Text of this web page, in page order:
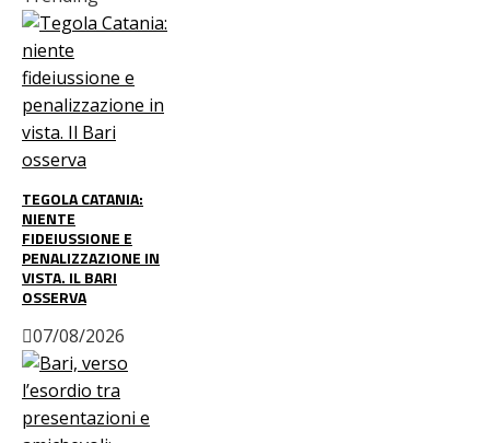
articoli
TEGOLA CATANIA:
NIENTE
FIDEIUSSIONE E
PENALIZZAZIONE IN
VISTA. IL BARI
OSSERVA
07/08/2026